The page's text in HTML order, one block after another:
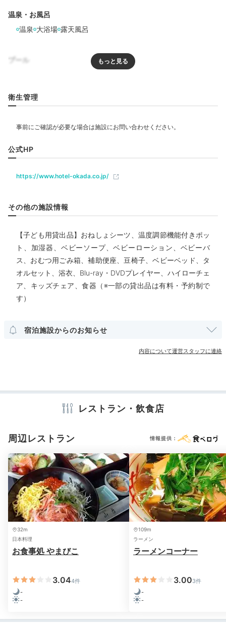
8階「スカイガーデン」には開放的な足湯テラスが。昼
併設の「見晴らし茶屋」で、サービスのお茶やお漬物、
夏季限定のビール（有料）を楽しむのもおすすめ。
足湯がとてもよかったです。温泉を満喫しました。
Dinner
18:00
駿河湾の海の幸を
和会席かバイキングで
夕食バイキング一例 ス
夕食は「スカイラウンジ」でのバイキングです。焼き立
てステーキやお寿司、好みの具で作る「じぶん鍋」、子
どもが喜ぶチョコファウンテンなど、和洋多彩なお料理
を楽しめますよ。時期によっては会席料理プランが登場
することも。
q2momo1p
夕食はバイキングで、子ども用ハイチェアを用意して頂けたのでの
んびり食事できました。また、感染症対策がしっかりしていて安心
でした。
温泉・お風呂
温泉 大浴場 露天風呂
プール
リラクゼーション
飲食
ベビーベッド
部屋情報
和室 和洋室 インターネット利用可能 Wi-Fi利用可能
露天風呂付客室
その他館内施設
電気ポット ブルーレイプレイヤー
衛生管理
公式HP
https://www.hotel-okada.co.jp/
その他の施設情報
【子ども用貸出品】おねしょシーツ、温度調節機能付きポッ
ト、加湿器、ベビーソープ、ベビーローション、ベビーバ
ス、おむつ用ごみ箱、補助便座、豆椅子、ベビーベッド、タ
オルセット、浴衣、Blu-ray・DVDプレイヤー、ハイローチェ
ア、キッズチェア、食器（※一部の貸出品は有料・予約制で
す）
宿泊施設からのお知らせ
内容について運営スタッフに連絡
レストラン・飲食店
周辺レストラン 情報提供：
32m
日本料理
お食事処 やまびこ
3.044件
-
-
109m
ラーメン
ラーメンコーナー
3.003件
-
-